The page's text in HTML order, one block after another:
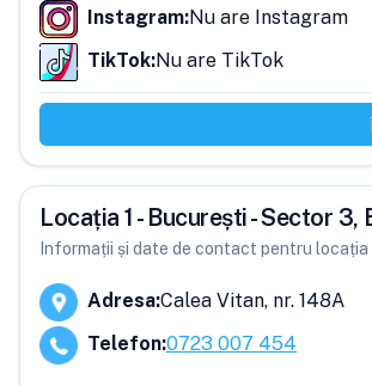
Instagram:Nu are Instagram
TikTok:Nu are TikTok
Locația 1 - București - Sector 3,
Informații și date de contact pentru locația
Adresa:Calea Vitan, nr. 148A
Telefon:0723 007 454